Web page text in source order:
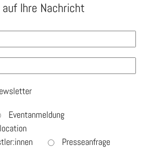
Ihre Nachricht
Eventanmeldung
Presseanfrage